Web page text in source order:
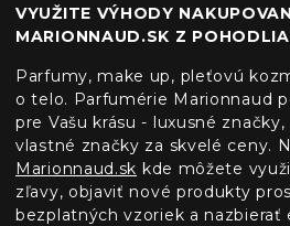
VYUŽITE VÝHODY
MARIONNAUD.SK Z
Parfumy, make up, pleťovú
o telo. Parfumérie Marionnaud
pre Vašu krásu - luxusné
vlastné značky za skvelé ceny.
Marionnaud.sk kde môžete
zľavy, objaviť nové produkty
bezplatných vzoriek a nazbierať